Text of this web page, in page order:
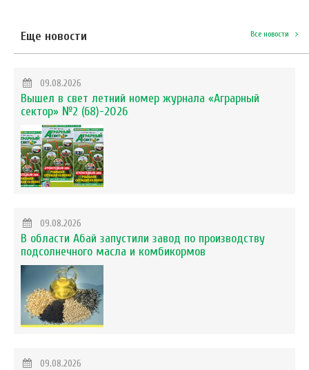
Еще новости Все новости
09.08.2026
Вышел в свет летний номер журнала «Аграрный
сектор» №2 (68)-2026
09.08.2026
В области Абай запустили завод по производству
подсолнечного масла и комбикормов
09.08.2026